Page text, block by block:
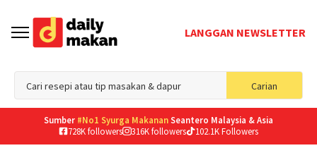
LANGGAN NEWSLETTER
Carian
for:
Sumber #No1 Syurga MakananSeantero Malaysia & Asia
728K followers
316K followers 102.1K Followers